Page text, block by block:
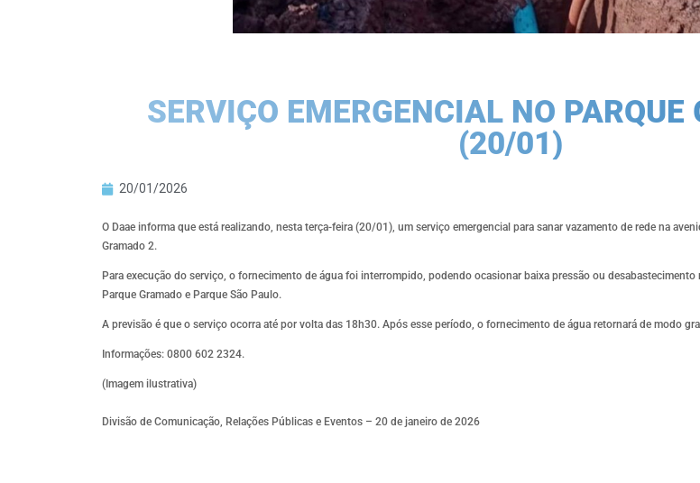
SERVIÇO EMERGENCIAL NO PARQUE
(20/01)
20/01/2026
O Daae informa que está realizando, nesta terça-feira (20/01), um serviço emergencial para sanar vazamento de rede na
Gramado 2.
Para execução do serviço, o fornecimento de água foi interrompido, podendo ocasionar baixa pressão ou desabastecimento
Parque Gramado e Parque São Paulo.
A previsão é que o serviço ocorra até por volta das 18h30. Após esse período, o fornecimento de água retornará de modo
Informações: 0800 602 2324.
(Imagem ilustrativa)
Divisão de Comunicação, Relações Públicas e Eventos – 20 de janeiro de 2026